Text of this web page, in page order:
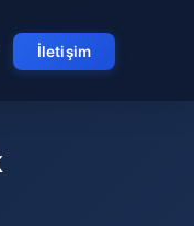
İletişim